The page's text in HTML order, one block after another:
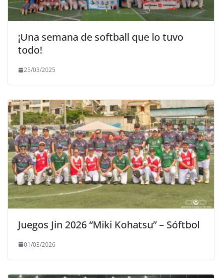
¡Una semana de softball que lo tuvo
todo!
25/03/2025
Juegos Jin 2026 “Miki Kohatsu” – Sóftbol
01/03/2026